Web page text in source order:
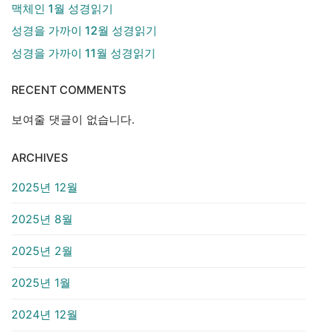
맥체인 1월 성경읽기
성경을 가까이 12월 성경읽기
성경을 가까이 11월 성경읽기
RECENT COMMENTS
보여줄 댓글이 없습니다.
ARCHIVES
2025년 12월
2025년 8월
2025년 2월
2025년 1월
2024년 12월